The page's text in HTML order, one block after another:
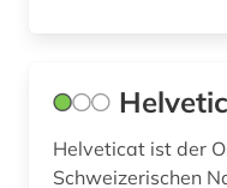
kultur (3)
landeskunde
Helveticat ist der
Schweizerischen